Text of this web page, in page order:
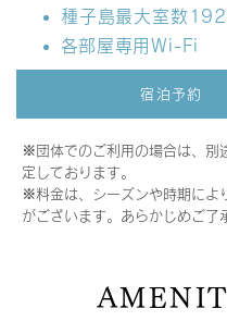
種子島最大室数
​各部屋専用Wi-Fi
宿泊予約
※団体でのご利用の場合は、別
定しております。
※料金は、シーズンや時期によ
がございます。​あらかじめご了